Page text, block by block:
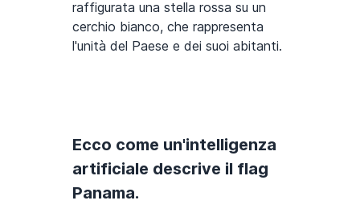
raffigurata una stella rossa su un
cerchio bianco, che rappresenta
l'unità del Paese e dei suoi abitanti.
Ecco come un'intelligenza
artificiale descrive il flag
Panama.